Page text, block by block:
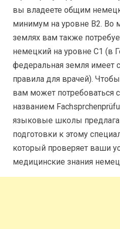
вы владеете общим
минимум на уровне B2. Во
землях вам также
немецкий на уровне C1 (в
федеральная земля имеет
правила для врачей).
вам может потребоваться
названием
языковые школы
подготовки к этому
который проверяет ваши
медицинские знания